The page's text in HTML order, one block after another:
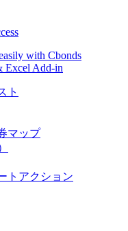
with Cbonds
Excel Add-in
ト
マップ
トアクション